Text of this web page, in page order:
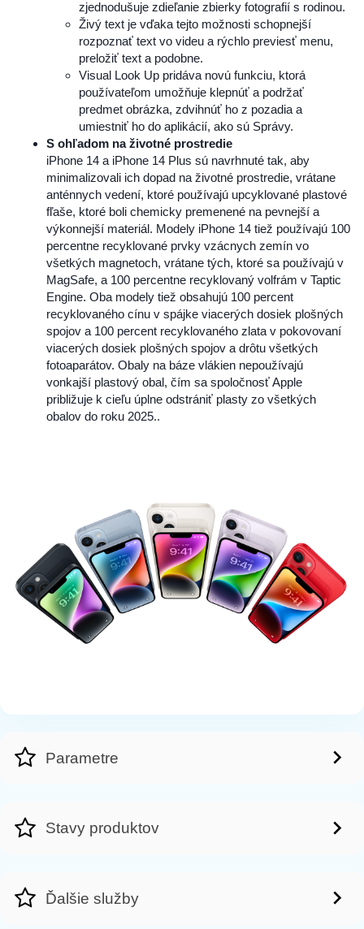
zjednodušuje zdieľanie zbierky fotografií s rodinou.
Živý text je vďaka tejto možnosti schopnejší
rozpoznať text vo videu a rýchlo previesť menu,
preložiť text a podobne.
Visual Look Up pridáva novú funkciu, ktorá
používateľom umožňuje klepnúť a podržať
predmet obrázka, zdvihnúť ho z pozadia a
umiestniť ho do aplikácií, ako sú Správy.
S ohľadom na životné prostredie
iPhone 14 a iPhone 14 Plus sú navrhnuté tak, aby
minimalizovali ich dopad na životné prostredie, vrátane
anténnych vedení, ktoré používajú upcyklované plastové
fľaše, ktoré boli chemicky premenené na pevnejší a
výkonnejší materiál. Modely iPhone 14 tiež používajú 100
percentne recyklované prvky vzácnych zemín vo
všetkých magnetoch, vrátane tých, ktoré sa používajú v
MagSafe, a 100 percentne recyklovaný volfrám v Taptic
Engine. Oba modely tiež obsahujú 100 percent
recyklovaného cínu v spájke viacerých dosiek plošných
spojov a 100 percent recyklovaného zlata v pokovovaní
viacerých dosiek plošných spojov a drôtu všetkých
fotoaparátov. Obaly na báze vlákien nepoužívajú
vonkajší plastový obal, čím sa spoločnosť Apple
približuje k cieľu úplne odstrániť plasty zo všetkých
obalov do roku 2025..
Parametre
Stavy produktov
Ďalšie služby